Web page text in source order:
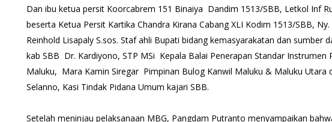
Dan ibu ketua persit Koorcabrem 151 Binaiya Dandim 1513/SBB, Letkol Inf
beserta Ketua Persit Kartika Chandra Kirana Cabang XLI Kodim 1513/SBB, Ny.
Reinhold Lisapaly S.sos. Staf ahli Bupati bidang kemasyarakatan dan sumber
kab SBB Dr. Kardiyono, STP MSi Kepala Balai Penerapan Standar Instrumen
Maluku, Mara Kamin Siregar Pimpinan Bulog Kanwil Maluku & Maluku Utara
Selanno, Kasi Tindak Pidana Umum kajari SBB.
Setelah meninjau pelaksanaan MBG, Pangdam Putranto menyampaikan